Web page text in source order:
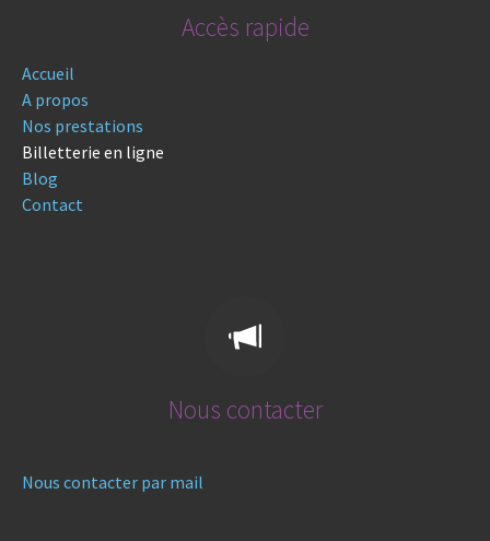
Accès rapide
Accueil
A propos
Nos prestations
Billetterie en ligne
Blog
Contact
Nous contacter
Nous contacter par mail